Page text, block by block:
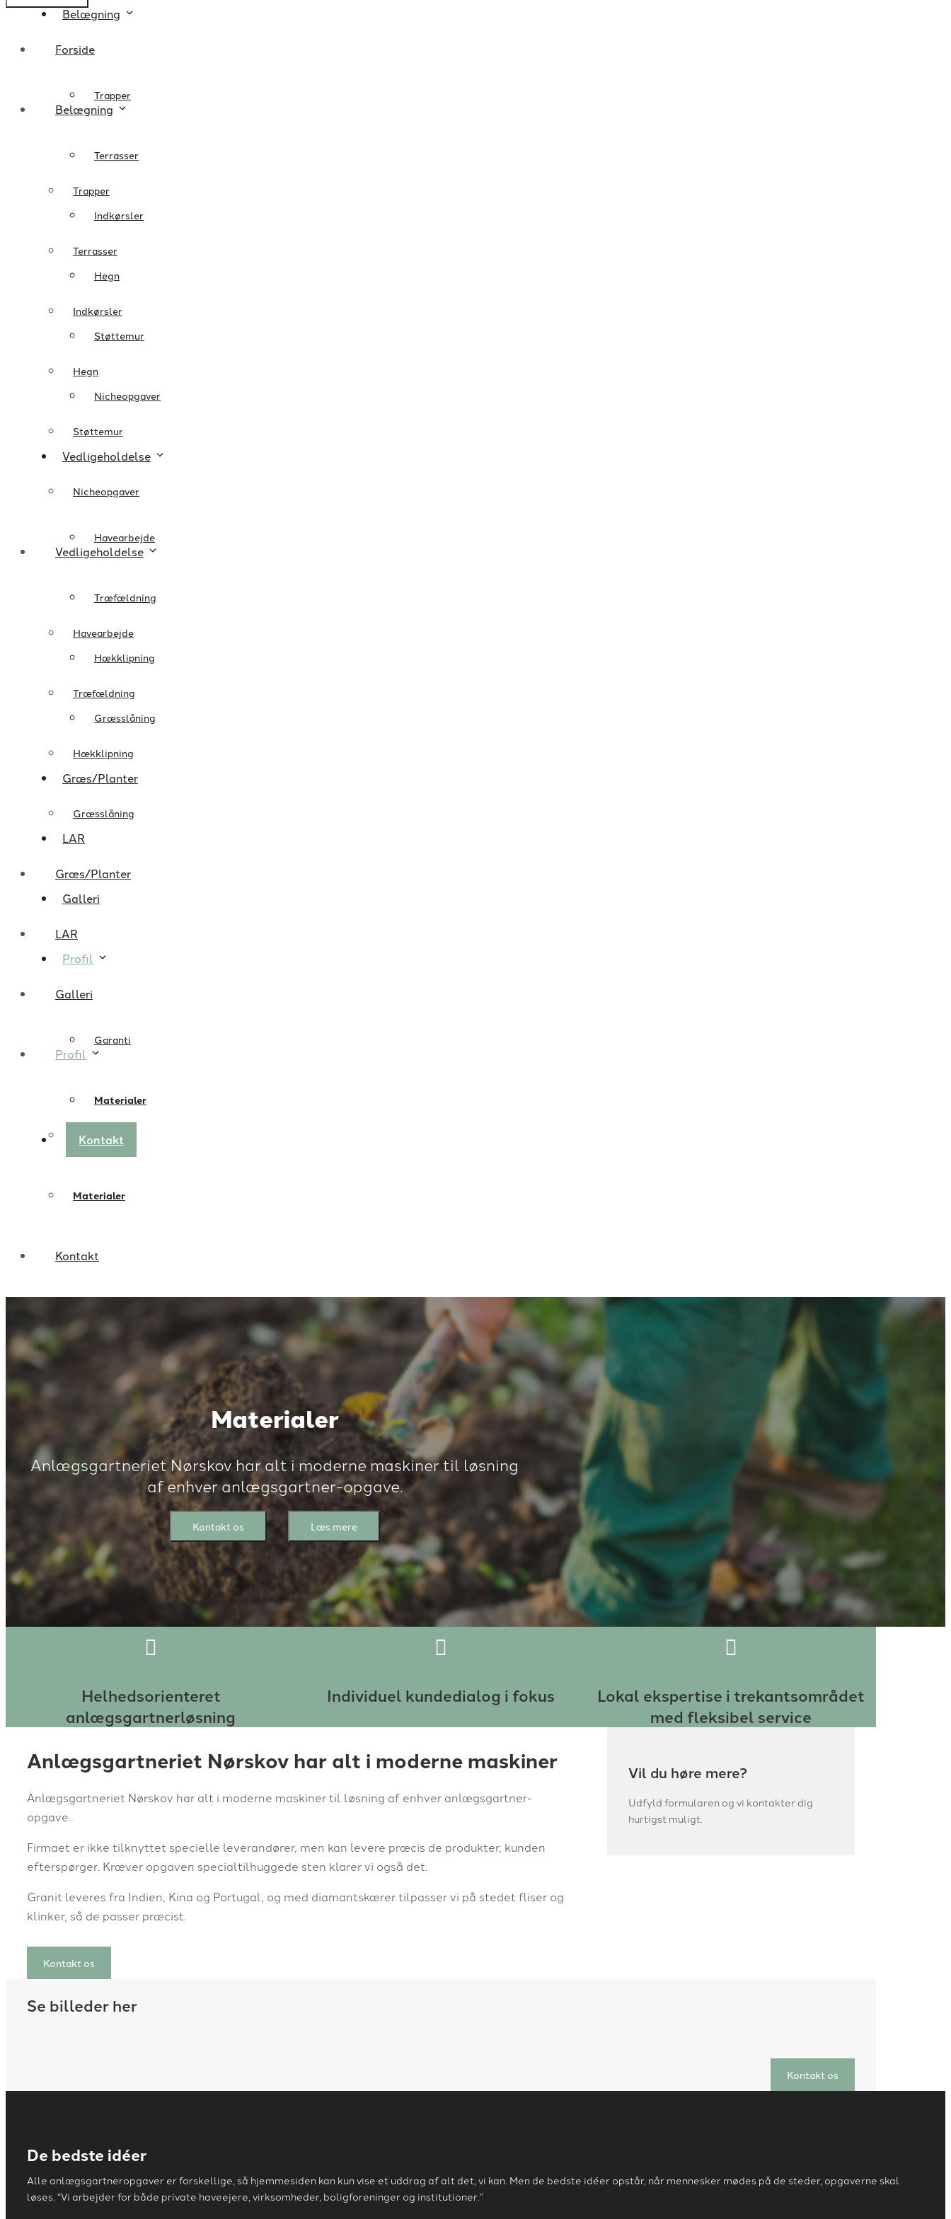
Belægning
Trapper
Terrasser
Indkørsler
Hegn
Støttemur
Nicheopgaver
Vedligeholdelse
Havearbejde
Træfældning
Hækklipning
Græsslåning
Græs/Planter
LAR
Galleri
Profil
Garanti
Materialer
Kontakt
Forside
Belægning
Trapper
Terrasser
Indkørsler
Hegn
Støttemur
Nicheopgaver
Vedligeholdelse
Havearbejde
Træfældning
Hækklipning
Græsslåning
Græs/Planter
LAR
Galleri
Profil
Garanti
Materialer
Kontakt
Materialer
Anlægsgartneriet Nørskov har alt i moderne maskiner til løsning
af enhver anlægsgartner-opgave.
Kontakt os Læs mere
Helhedsorienteret
anlægsgartnerløsning
Individuel kundedialog i fokus
Lokal ekspertise i trekantsområdet
med fleksibel service
Anlægsgartneriet Nørskov har alt i moderne maskiner
Anlægsgartneriet Nørskov har alt i moderne maskiner til løsning af enhver anlægsgartner-
opgave.
Firmaet er ikke tilknyttet specielle leverandører, men kan levere præcis de produkter, kunden
efterspørger. Kræver opgaven specialtilhuggede sten klarer vi også det.
Granit leveres fra Indien, Kina og Portugal, og med diamantskærer tilpasser vi på stedet fliser og
klinker, så de passer præcist.
Kontakt os
Vil du høre mere?
Udfyld formularen og vi kontakter dig
hurtigst muligt.
Se billeder her
Kontakt os
De bedste idéer
Alle anlægsgartneropgaver er forskellige, så hjemmesiden kan kun vise et uddrag af alt det, vi kan. Men de bedste idéer opstår, når mennesker mødes på de steder, opgaverne skal
løses. “Vi arbejder for både private haveejere, virksomheder, boligforeninger og institutioner.”